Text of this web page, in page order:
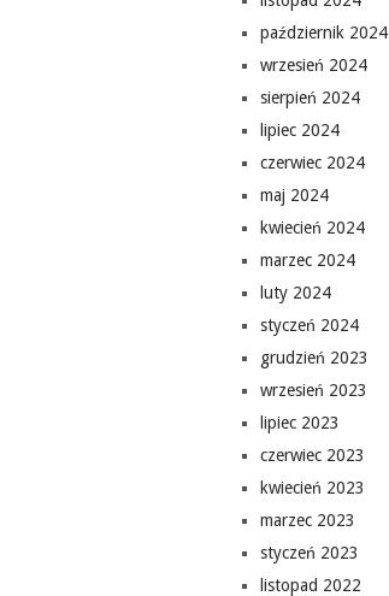
październik 2024
wrzesień 2024
sierpień 2024
lipiec 2024
czerwiec 2024
maj 2024
kwiecień 2024
marzec 2024
luty 2024
styczeń 2024
grudzień 2023
wrzesień 2023
lipiec 2023
czerwiec 2023
kwiecień 2023
marzec 2023
styczeń 2023
listopad 2022